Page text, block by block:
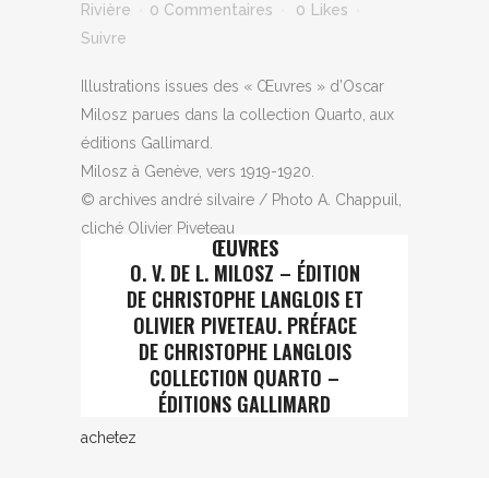
Rivière
0 Commentaires 0
Likes
Suivre
Illustrations issues des « Œuvres » d’Oscar
Milosz parues dans la collection Quarto, aux
éditions Gallimard.
Milosz à Genève, vers 1919-1920.
© archives andré silvaire / Photo A. Chappuil,
cliché Olivier Piveteau
ŒUVRES
O. V. DE L. MILOSZ – ÉDITION
DE CHRISTOPHE LANGLOIS ET
OLIVIER PIVETEAU. PRÉFACE
DE CHRISTOPHE LANGLOIS
COLLECTION QUARTO –
ÉDITIONS GALLIMARD
achetez